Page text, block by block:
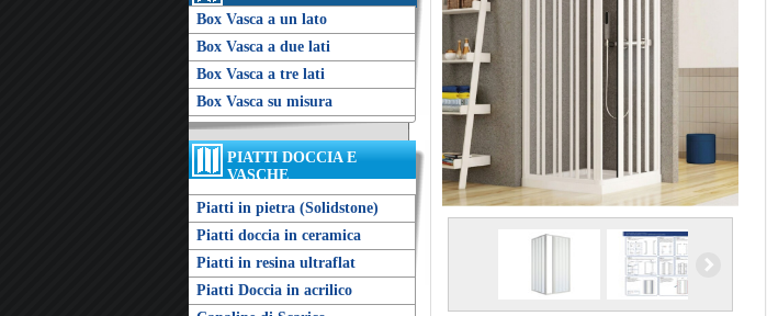
Box Vasca a un lato
Box Vasca a due lati
Box Vasca a tre lati
Box Vasca su misura
PIATTI DOCCIA E
VASCHE
Piatti in pietra (Solidstone)
Piatti doccia in ceramica
Piatti in resina ultraflat
Piatti Doccia in acrilico